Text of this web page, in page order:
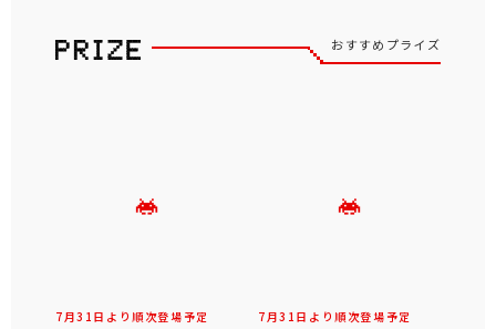
おすすめプライズ
7月31日より順次登場予定 7月31日より順次登場予定